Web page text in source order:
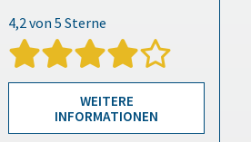
WEITERE
INFORMATIONEN